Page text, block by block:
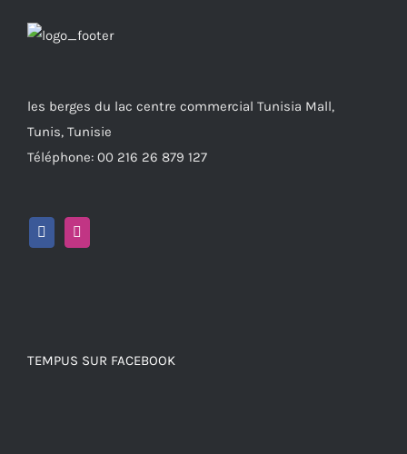
les berges du lac centre commercial Tunisia Mall,
Tunis, Tunisie
Téléphone: 00 216 26 879 127
TEMPUS SUR FACEBOOK